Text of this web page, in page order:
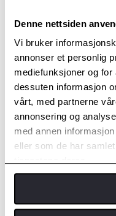
Denne nettsiden
Vi bruker
annonser et personlig
mediefunksjoner og
dessuten informasjon
vårt, med partnerne
annonsering og
med annen
eller som de har
Kontakt meg
Avdelinger* Velg avdeling
Etternavn
Kontakt meg via
E-postadresse*